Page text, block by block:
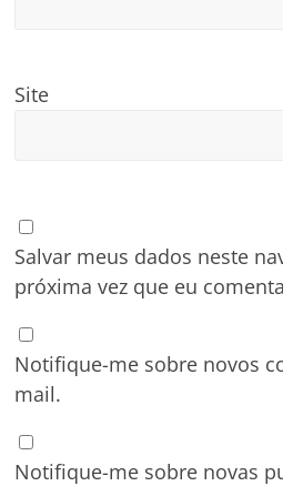
Site
Salvar meus dados neste
próxima vez que eu
Notifique-me sobre novos
mail.
Notifique-me sobre novas